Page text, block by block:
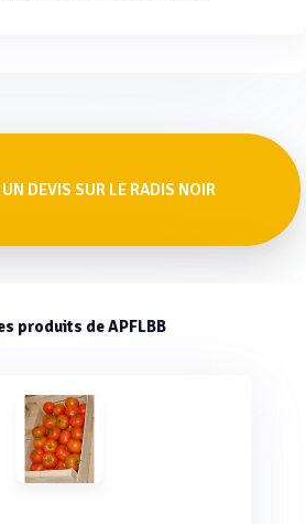
DEVIS SUR LE RADIS NOIR
produits de APFLBB